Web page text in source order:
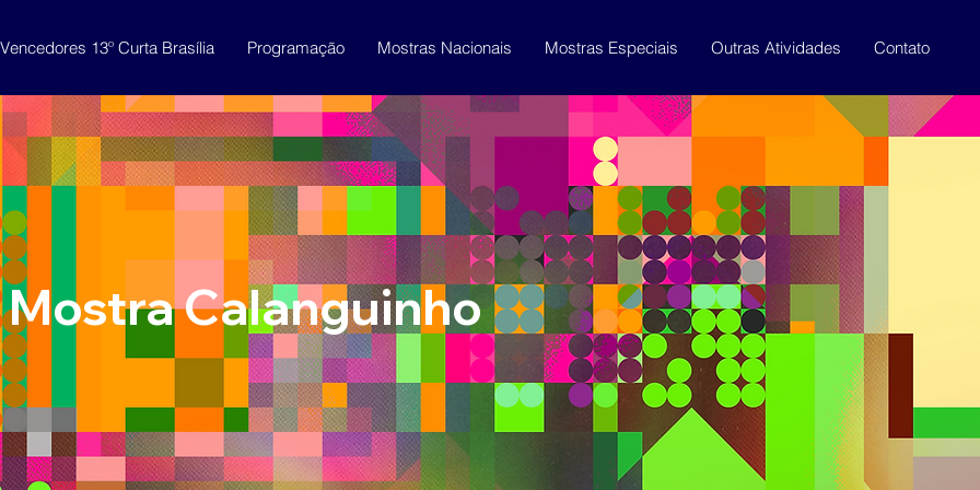
Vencedores 13º Curta Brasília Programação Mostras Nacionais Mostras Especiais Outras Atividades Contato
Mostra Calanguinho